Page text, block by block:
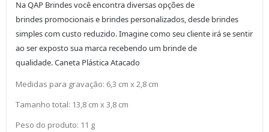
Na QAP Brindes você encontra diversas opções de
brindes promocionais e brindes personalizados, desde brindes
simples com custo reduzido. Imagine como seu cliente irá se sentir
ao ser exposto sua marca recebendo um brinde de
qualidade. Caneta Plástica Atacado
Medidas para gravação: 6,3 cm x 2,8 cm
Tamanho total: 13,8 cm x 3,8 cm
Peso do produto: 11 g